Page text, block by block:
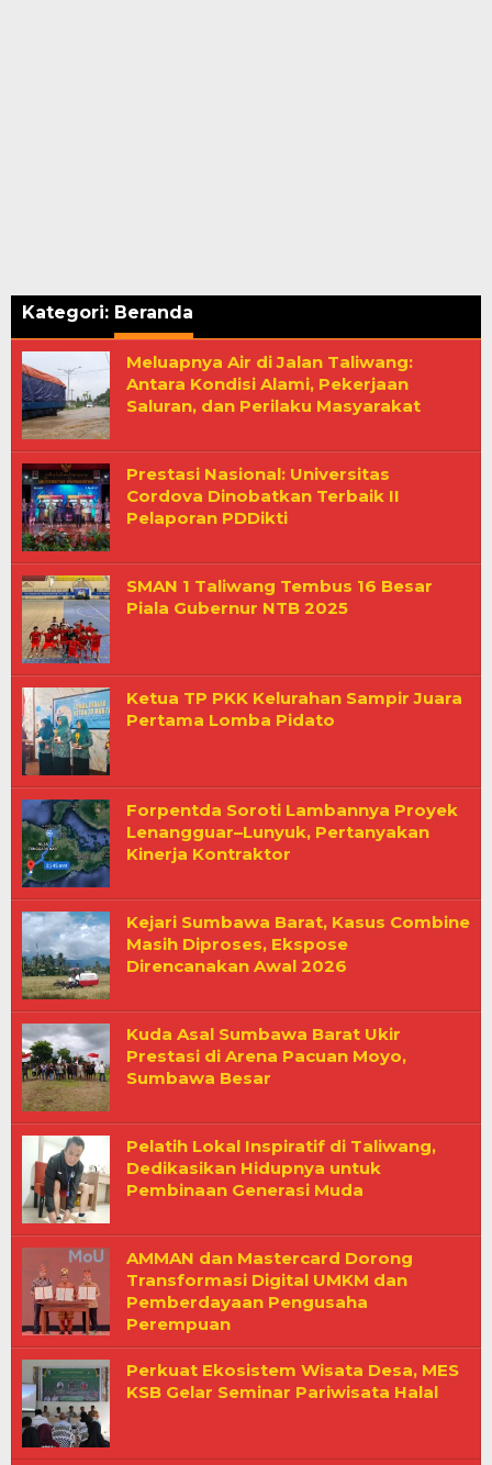
Kategori: Beranda
Meluapnya Air di Jalan Taliwang:
Antara Kondisi Alami, Pekerjaan
Saluran, dan Perilaku Masyarakat
Prestasi Nasional: Universitas
Cordova Dinobatkan Terbaik II
Pelaporan PDDikti
SMAN 1 Taliwang Tembus 16 Besar
Piala Gubernur NTB 2025
Ketua TP PKK Kelurahan Sampir Juara
Pertama Lomba Pidato
Forpentda Soroti Lambannya Proyek
Lenangguar–Lunyuk, Pertanyakan
Kinerja Kontraktor
Kejari Sumbawa Barat, Kasus Combine
Masih Diproses, Ekspose
Direncanakan Awal 2026
Kuda Asal Sumbawa Barat Ukir
Prestasi di Arena Pacuan Moyo,
Sumbawa Besar
Pelatih Lokal Inspiratif di Taliwang,
Dedikasikan Hidupnya untuk
Pembinaan Generasi Muda
AMMAN dan Mastercard Dorong
Transformasi Digital UMKM dan
Pemberdayaan Pengusaha
Perempuan
Perkuat Ekosistem Wisata Desa, MES
KSB Gelar Seminar Pariwisata Halal